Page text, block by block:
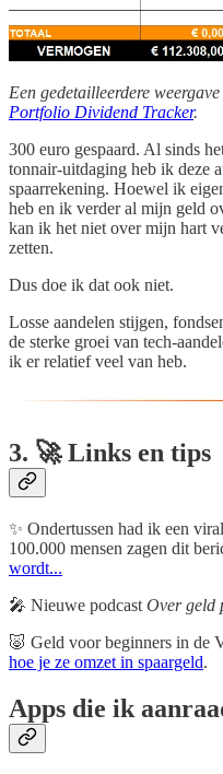
Een gedetailleerdere
Portfolio Dividend Tracker.
300 euro gespaard. Al sinds
tonnair-uitdaging heb ik deze
spaarrekening. Hoewel ik
heb en ik verder al mijn geld
kan ik het niet over mijn hart
zetten.
Dus doe ik dat ook niet.
Losse aandelen stijgen,
de sterke groei van tech-
ik er relatief veel van heb.
3. 🚀 Links en tips
✨ Ondertussen had ik een
100.000 mensen zagen dit
wordt...
🎤 Nieuwe podcast Over geld
🐷 Geld voor beginners in de
hoe je ze omzet in spaargeld.
Apps die ik